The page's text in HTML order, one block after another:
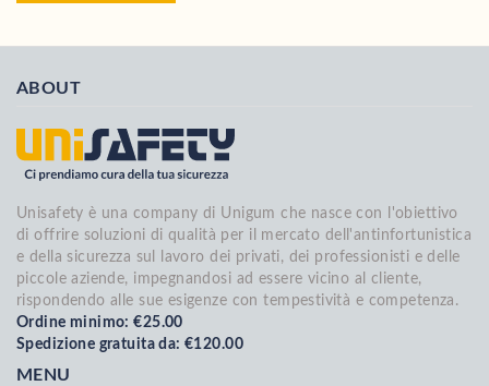
ABOUT
Unisafety è una company di Unigum che nasce con l'obiettivo
di offrire soluzioni di qualità per il mercato dell'antinfortunistica
e della sicurezza sul lavoro dei privati, dei professionisti e delle
piccole aziende, impegnandosi ad essere vicino al cliente,
rispondendo alle sue esigenze con tempestività e competenza.
Ordine minimo: €25.00
Spedizione gratuita da: €120.00
MENU